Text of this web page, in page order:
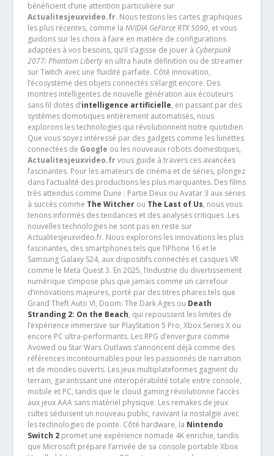
bénéficient d’une attention particulière sur
Actualitesjeuxvideo.fr. Nous testons les cartes graphiques
les plus récentes, comme la NVIDIA GeForce RTX 5090, et vous
guidons sur les choix à faire en matière de configurations
adaptées à vos besoins, qu’il s’agisse de jouer à Cyberpunk
2077: Phantom Libertyen ultra haute définition ou de streamer
sur Twitch avec une fluidité parfaite. Côté innovation,
l’écosystème des objets connectés s’élargit encore. Des
montres intelligentes de nouvelle génération aux écouteurs
sans fil dotés d’intelligence artificielle, en passant par des
systèmes domotiques entièrement automatisés, nous
explorons les technologies qui révolutionnent notre quotidien.
Que vous soyez intéressé par des gadgets comme les lunettes
connectées de Google ou les nouveaux robots domestiques,
Actualitesjeuxvideo.frvous guide à travers ces avancées
fascinantes. Pour les amateurs de cinéma et de séries, plongez
dans l’actualité des productions les plus marquantes. Des films
très attendus comme Dune : Partie Deux ou Avatar 3 aux séries
à succès comme The Witcherou The Last of Us, nous vous
tenons informés des tendances et des analyses critiques .Les
nouvelles technologies ne sont pas en reste sur
Actualitesjeuxvideo.fr. Nous explorons les innovations les plus
fascinantes, des smartphones tels que l’iPhone 16 et le
Samsung Galaxy S24, aux dispositifs connectés et casques VR
comme le Meta Quest 3. En 2025, l’industrie du divertissement
numérique s’impose plus que jamais comme un carrefour
d’innovations majeures, porté par des titres phares tels que
Grand Theft Auto VI, Doom: The Dark Ages ou Death
Stranding 2: On the Beach, qui repoussent les limites de
l’expérience immersive sur PlayStation 5 Pro, Xbox Series X ou
encore PC ultra-performants. Les RPG d’envergure comme
Avowed ou Star Wars Outlaws s’annoncent déjà comme des
références incontournables pour les passionnés de narration
et de mondes ouverts. Les jeux multiplateformes gagnent du
terrain, garantissant une interopérabilité totale entre console,
mobile et PC, tandis que le cloud gaming révolutionne l’accès
aux jeux AAA sans matériel physique. Les remakes de jeux
cultes séduisent un nouveau public, ravivant la nostalgie avec
les technologies de pointe. Côté hardware, la Nintendo
Switch 2promet une expérience nomade 4K enrichie, tandis
que Microsoft prépare l’arrivée de sa console portable Xbox